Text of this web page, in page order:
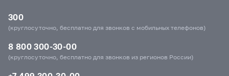
300
(круглосуточно, бесплатно для звонков с мобильных телефонов)
8 800 300-30-00
(круглосуточно, бесплатно для звонков из регионов России)